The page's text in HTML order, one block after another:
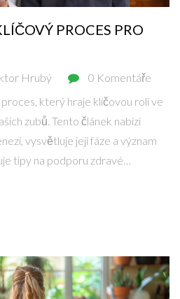
PROCES PRO
Hrubý
0 Komentáře
který hraje klíčovou roli ve
zubů. Tento článek nabízí
vysvětluje její fáze a význam
tipy na podporu zdravé
procesu.